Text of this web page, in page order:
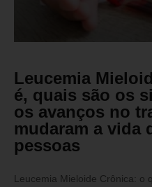
Leucemia
é, quais são os
os avanços no
mudaram a vida
pessoas
Leucemia Mieloide Crônica: o